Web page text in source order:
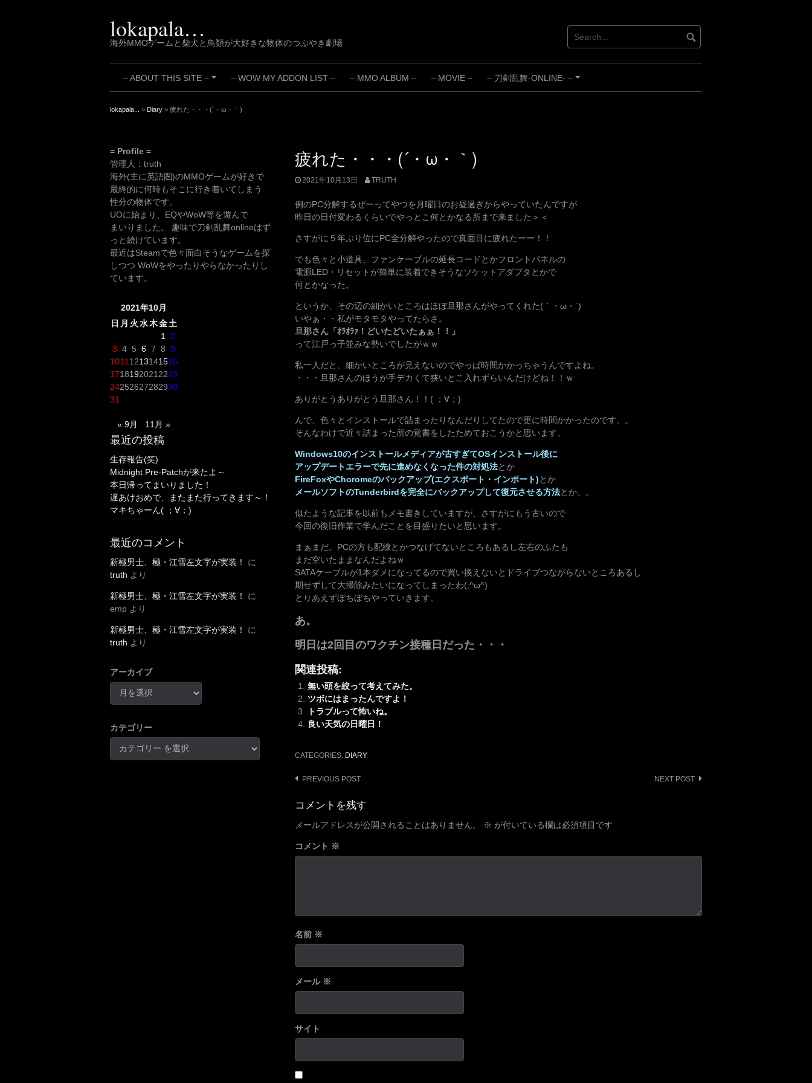
lokapala…
海外MMOゲームと柴犬と鳥類が大好きな物体のつぶやき劇場
+
– ABOUT THIS SITE – – WOW MY ADDON LIST – – MMO ALBUM – – MOVIE –
+
– 刀剣乱舞-ONLINE- –
lokapala... > Diary > 疲れた・・・(´・ω・｀)
疲れた・・・(´・ω・｀)
2021年10月13日 TRUTH
例のPC分解するぜーってやつを月曜日のお昼過ぎからやっていたんですが
昨日の日付変わるくらいでやっとこ何とかなる所まで来ました＞＜
さすがに５年ぶり位にPC全分解やったので真面目に疲れたーー！！
でも色々と小道具、ファンケーブルの延長コードとかフロントパネルの
電源LED・リセットが簡単に装着できそうなソケットアダプタとかで
何とかなった。
というか、その辺の細かいところはほぼ旦那さんがやってくれた(｀・ω・´)
いやぁ・・私がモタモタやってたらさ。
旦那さん「ｵﾗｵﾗｧ！どいたどいたぁぁ！！」
って江戸っ子並みな勢いでしたがｗｗ
私一人だと、細かいところが見えないのでやっぱ時間かかっちゃうんですよね。
・・・旦那さんのほうが手デカくて狭いとこ入れずらいんだけどね！！ｗ
ありがとうありがとう旦那さん！！( ；∀；)
んで、色々とインストールで詰まったりなんだりしてたので更に時間かかったのです。。
そんなわけで近々詰まった所の覚書をしたためておこうかと思います。
Windows10のインストールメディアが古すぎてOSインストール後に
アップデートエラーで先に進めなくなった件の対処法とか
FireFoxやChoromeのバックアップ(エクスポート・インポート)とか
メールソフトのTunderbirdを完全にバックアップして復元させる方法とか。。
似たような記事を以前もメモ書きしていますが、さすがにもう古いので
今回の復旧作業で学んだことを目盛りたいと思います。
まぁまだ。PCの方も配線とかつなげてないところもあるし左右のふたも
まだ空いたままなんだよねｗ
SATAケーブルが1本ダメになってるので買い換えないとドライブつながらないところあるし
期せずして大掃除みたいになってしまったわ(;^ω^)
とりあえずぼちぼちやっていきます。
あ。
明日は2回目のワクチン接種日だった・・・
関連投稿:
無い頭を絞って考えてみた。
ツボにはまったんですよ！
トラブルって怖いね。
良い天気の日曜日！
CATEGORIES: DIARY
Post
navigation
PREVIOUS POST NEXT POST
コメントを残す
メールアドレスが公開されることはありません。 ※ が付いている欄は必須項目です
コメント ※
名前 ※
メール ※
サイト
= Profile =
管理人：truth
海外(主に英語圏)のMMOゲームが好きで
最終的に何時もそこに行き着いてしまう
性分の物体です。
UOに始まり、EQやWoW等を遊んで
まいりました。 趣味で刀剣乱舞onlineはず
っと続けています。
最近はSteamで色々面白そうなゲームを探
しつつ WoWをやったりやらなかったりし
ています。
2021年10月
日 月 火水木金土
1
2
3 4 5 6 7 8 9
1011 1213141516
1718192021 2223
24252627282930
31
« 9月 11月 »
最近の投稿
生存報告(笑)
Midnight Pre-Patchが来たよ～
本日帰ってまいりました！
遅あけおめで、またまた行ってきます～！
マキちゃーん( ；∀；)
最近のコメント
新極男士、極・江雪左文字が実装！
に
truth より
新極男士、極・江雪左文字が実装！
に
emp より
新極男士、極・江雪左文字が実装！
に
truth より
アーカイブ
カテゴリー